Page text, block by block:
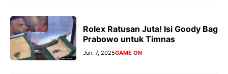
Rolex Ratusan Juta! Isi Goody Bag
Prabowo untuk Timnas
Jun. 7, 2025GAME ON